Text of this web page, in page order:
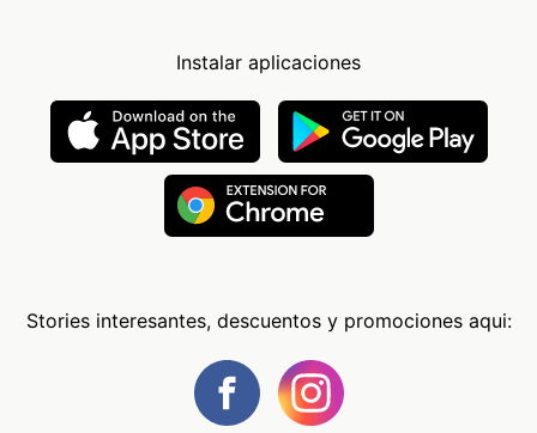
Instalar aplicaciones
Stories interesantes, descuentos y promociones aqui: